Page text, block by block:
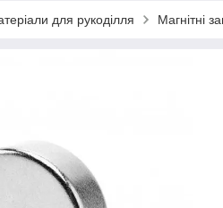
для рукоділля Магнітні